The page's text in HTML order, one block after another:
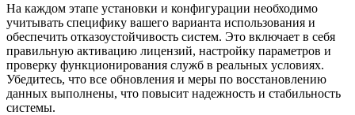
На каждом этапе установки и конфигурации необходимо
учитывать специфику вашего варианта использования и
обеспечить отказоустойчивость систем. Это включает в себя
правильную активацию лицензий, настройку параметров и
проверку функционирования служб в реальных условиях.
Убедитесь, что все обновления и меры по восстановлению
данных выполнены, что повысит надежность и стабильность
системы.